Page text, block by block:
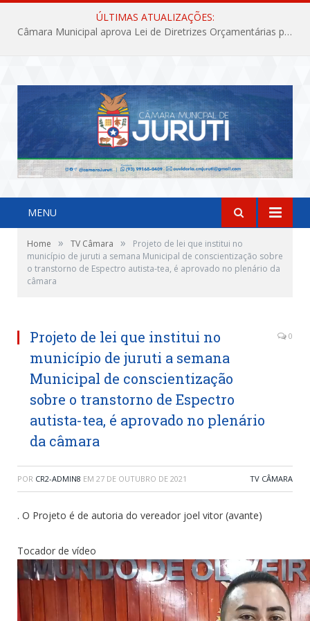
ÚLTIMAS ATUALIZAÇÕES:
Câmara Municipal aprova Lei de Diretrizes Orçamentárias para o exercício financeiro de 2027
MENU
Home » TV Câmara »
Projeto de lei que institui no
município de juruti a semana Municipal de conscientização sobre
o transtorno de Espectro autista-tea, é aprovado no plenário da
câmara
Projeto de lei que institui no
município de juruti a semana
Municipal de conscientização
sobre o transtorno de Espectro
autista-tea, é aprovado no plenário
da câmara
0
POR CR2-ADMIN8 EM 27 DE OUTUBRO DE 2021 TV CÂMARA
. O Projeto é de autoria do vereador joel vitor (avante)
Tocador de vídeo